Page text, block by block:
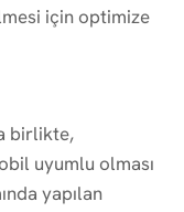
için optimize
birlikte,
uyumlu olması
yapılan